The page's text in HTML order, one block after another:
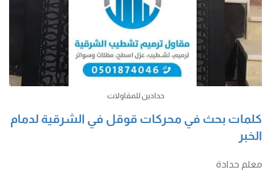
حدادين للمقاولات
كلمات بحث في محركات قوقل في الشرقية لدمام
الخبر
معلم حدادة